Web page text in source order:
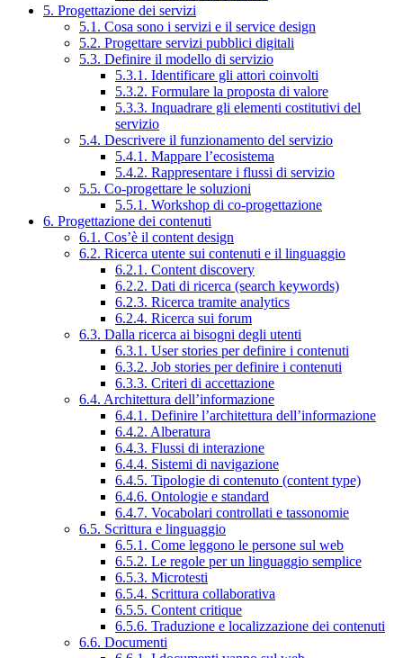
5. Progettazione dei servizi
5.1. Cosa sono i servizi e il service design
5.2. Progettare servizi pubblici digitali
5.3. Definire il modello di servizio
5.3.1. Identificare gli attori coinvolti
5.3.2. Formulare la proposta di valore
5.3.3. Inquadrare gli elementi costitutivi del
servizio
5.4. Descrivere il funzionamento del servizio
5.4.1. Mappare l’ecosistema
5.4.2. Rappresentare i flussi di servizio
5.5. Co-progettare le soluzioni
5.5.1. Workshop di co-progettazione
6. Progettazione dei contenuti
6.1. Cos’è il content design
6.2. Ricerca utente sui contenuti e il linguaggio
6.2.1. Content discovery
6.2.2. Dati di ricerca (search keywords)
6.2.3. Ricerca tramite analytics
6.2.4. Ricerca sui forum
6.3. Dalla ricerca ai bisogni degli utenti
6.3.1. User stories per definire i contenuti
6.3.2. Job stories per definire i contenuti
6.3.3. Criteri di accettazione
6.4. Architettura dell’informazione
6.4.1. Definire l’architettura dell’informazione
6.4.2. Alberatura
6.4.3. Flussi di interazione
6.4.4. Sistemi di navigazione
6.4.5. Tipologie di contenuto (content type)
6.4.6. Ontologie e standard
6.4.7. Vocabolari controllati e tassonomie
6.5. Scrittura e linguaggio
6.5.1. Come leggono le persone sul web
6.5.2. Le regole per un linguaggio semplice
6.5.3. Microtesti
6.5.4. Scrittura collaborativa
6.5.5. Content critique
6.5.6. Traduzione e localizzazione dei contenuti
6.6. Documenti